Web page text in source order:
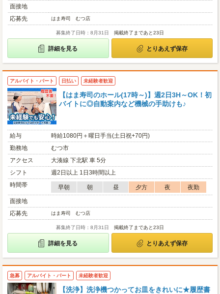
面接地
応募先
はま寿司 むつ店
募集終了日時：8月31日 掲載終了まであと23日
詳細を見る とりあえず保存
アルバイト・パート 日払い 未経験者歓迎
【はま寿司のホール(17時～)】週2日3H～OK！初
バイトに◎自動案内など機械の手助けも♪
給与
時給1080円＋曜日手当(土日祝+70円)
勤務地
むつ市
アクセス
大湊線 下北駅 車 5分
シフト
週2日以上 1日3時間以上
時間帯
早朝 朝 昼 夕方 夜
夜勤
面接地
応募先
はま寿司 むつ店
募集終了日時：8月31日 掲載終了まであと23日
詳細を見る とりあえず保存
急募 アルバイト・パート 未経験者歓迎
【洗浄】洗浄機つかってお皿をきれいに★履歴書